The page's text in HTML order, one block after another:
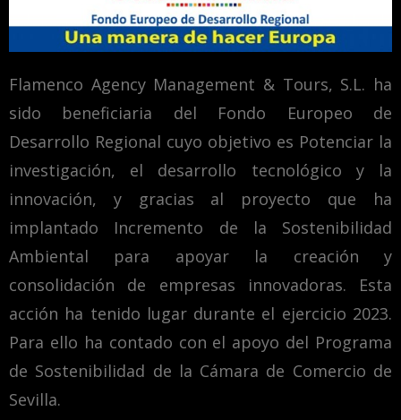
Flamenco Agency Management & Tours, S.L. ha
sido beneficiaria del Fondo Europeo de
Desarrollo Regional cuyo objetivo es Potenciar la
investigación, el desarrollo tecnológico y la
innovación, y gracias al proyecto que ha
implantado Incremento de la Sostenibilidad
Ambiental para apoyar la creación y
consolidación de empresas innovadoras. Esta
acción ha tenido lugar durante el ejercicio 2023.
Para ello ha contado con el apoyo del Programa
de Sostenibilidad de la Cámara de Comercio de
Sevilla.